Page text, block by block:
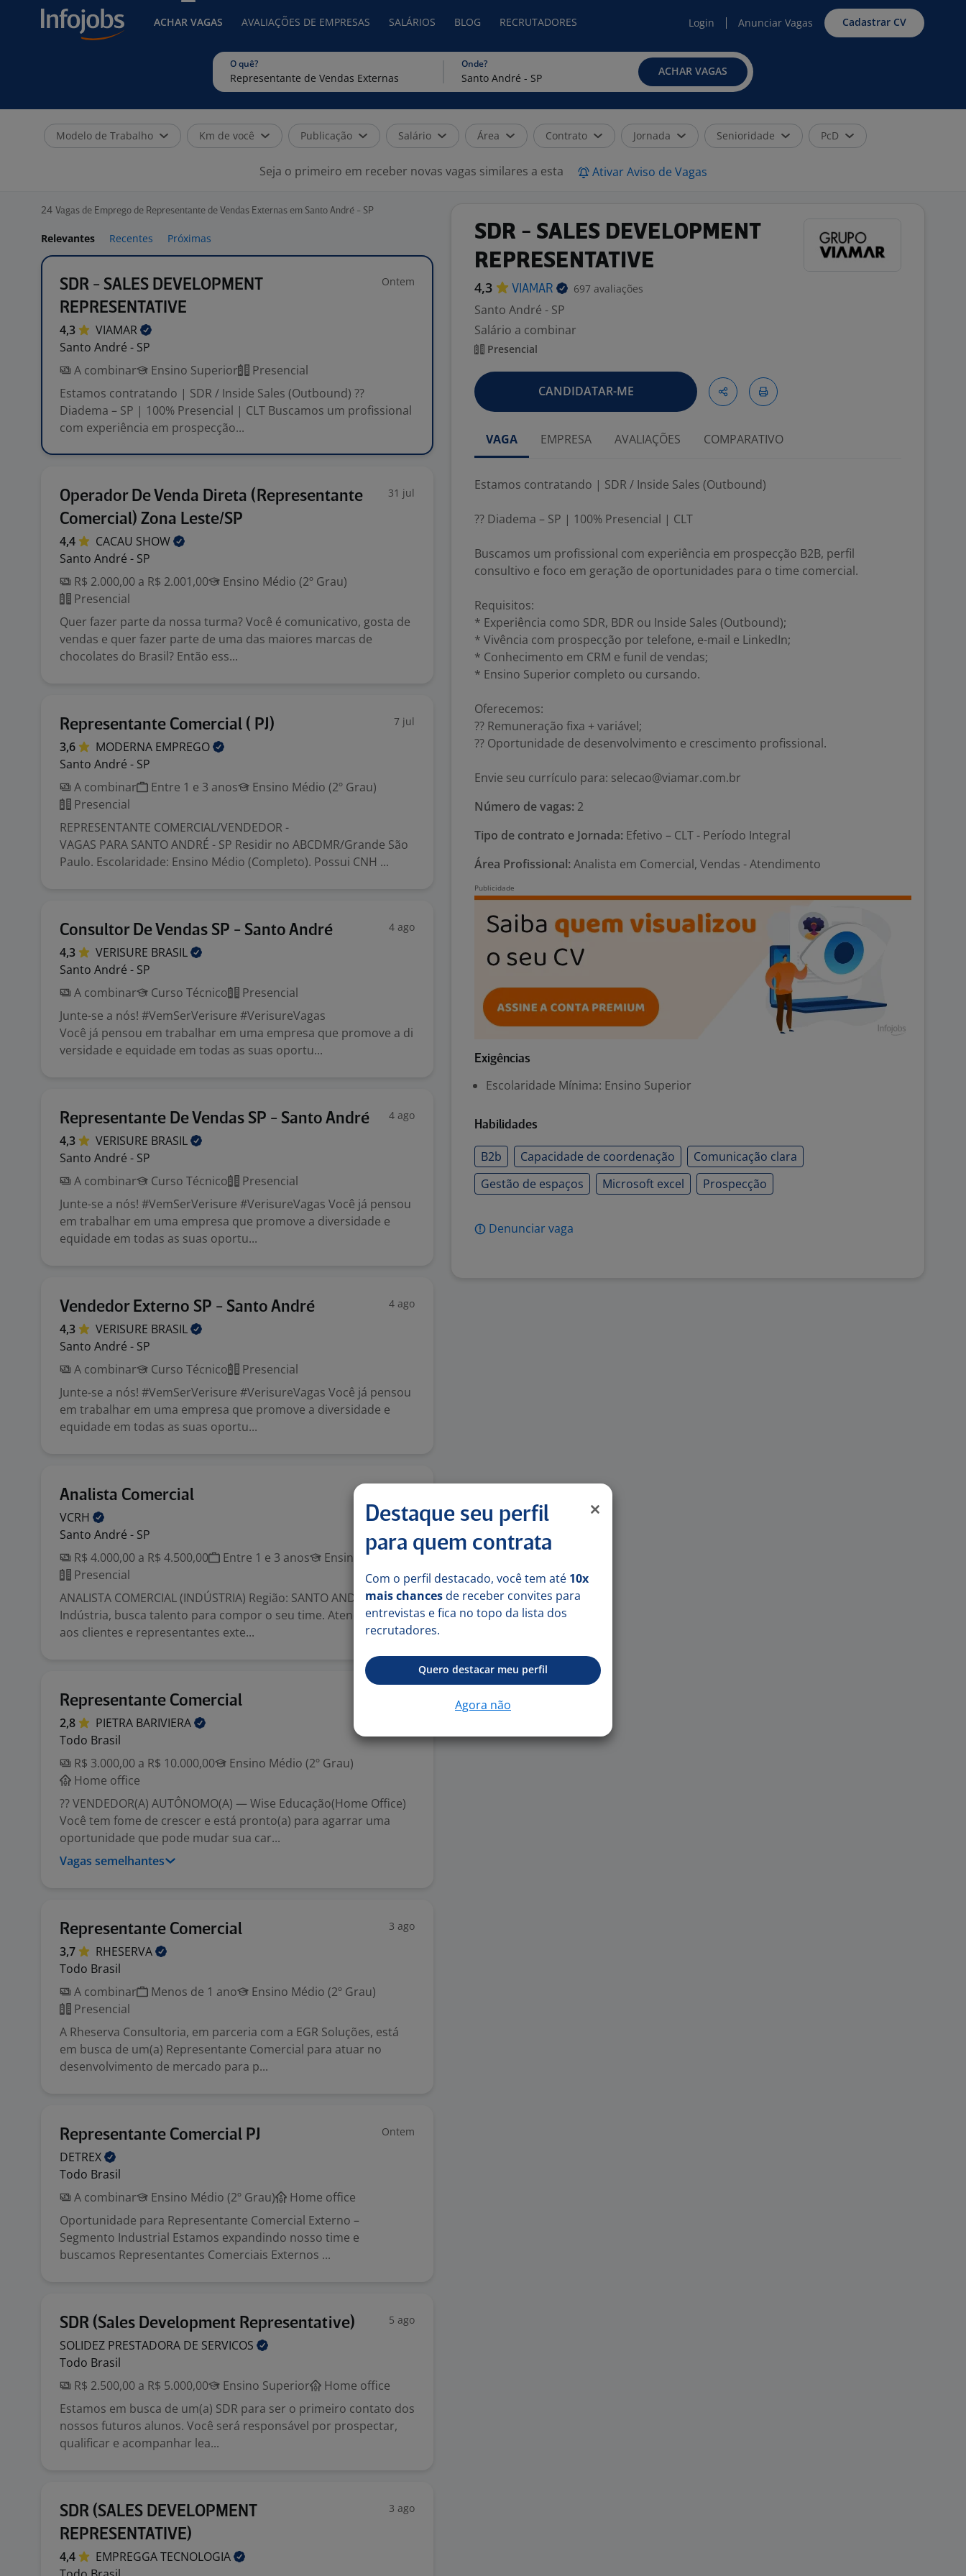
ACHAR VAGAS AVALIAÇÕES DE EMPRESAS SALÁRIOS BLOG RECRUTADORES Login Anunciar Vagas Cadastrar CV
O quê? Onde?
ACHAR VAGAS
Modelo de Trabalho Km de você Publicação Salário Área Contrato Jornada Senioridade PcD
Seja o primeiro em receber novas vagas similares a esta Ativar Aviso de Vagas
24 Vagas de Emprego de Representante de Vendas Externas em Santo André - SP
Relevantes Recentes Próximas
SDR - SALES DEVELOPMENT
REPRESENTATIVE
Ontem
4,3
VIAMAR
Santo André - SP
A combinar
Ensino Superior
Presencial
Estamos contratando | SDR / Inside Sales (Outbound) ??
Diadema – SP | 100% Presencial | CLT Buscamos um profissional
com experiência em prospecção...
Operador De Venda Direta (Representante
Comercial) Zona Leste/SP
31 jul
4,4 CACAU SHOW
Santo André - SP
R$ 2.000,00 a R$ 2.001,00
Ensino Médio (2º Grau)
Presencial
Quer fazer parte da nossa turma? Você é comunicativo, gosta de
vendas e quer fazer parte de uma das maiores marcas de
chocolates do Brasil? Então ess...
Representante Comercial ( PJ) 7 jul
3,6 MODERNA EMPREGO
Santo André - SP
A combinar
Entre 1 e 3 anos
Ensino Médio (2º Grau)
Presencial
REPRESENTANTE COMERCIAL/VENDEDOR -
VAGAS PARA SANTO ANDRÉ - SP Residir no ABCDMR/Grande São
Paulo. Escolaridade: Ensino Médio (Completo). Possui CNH ...
Consultor De Vendas SP - Santo André 4 ago
4,3 VERISURE BRASIL
Santo André - SP
A combinar
Curso Técnico
Presencial
Junte-se a nós! #VemSerVerisure #VerisureVagas
Você já pensou em trabalhar em uma empresa que promove a di
versidade e equidade em todas as suas oportu...
Representante De Vendas SP - Santo André 4 ago
4,3 VERISURE BRASIL
Santo André - SP
A combinar
Curso Técnico
Presencial
Junte-se a nós! #VemSerVerisure #VerisureVagas Você já pensou
em trabalhar em uma empresa que promove a diversidade e
equidade em todas as suas oportu...
Vendedor Externo SP - Santo André 4 ago
4,3 VERISURE BRASIL
Santo André - SP
A combinar
Curso Técnico
Presencial
Junte-se a nós! #VemSerVerisure #VerisureVagas Você já pensou
em trabalhar em uma empresa que promove a diversidade e
equidade em todas as suas oportu...
Analista Comercial
VCRH
Santo André - SP
R$ 4.000,00 a R$ 4.500,00
Entre 1 e 3 anos
Ensino Superior
Presencial
ANALISTA COMERCIAL (INDÚSTRIA) Região: SANTO ANDRÉ SP
Indústria, busca talento para compor o seu time. Atendimento
aos clientes e representantes exte...
Representante Comercial
2,8 PIETRA BARIVIERA
Todo Brasil
R$ 3.000,00 a R$ 10.000,00
Ensino Médio (2º Grau)
Home office
?? VENDEDOR(A) AUTÔNOMO(A) — Wise Educação(Home Office)
Você tem fome de crescer e está pronto(a) para agarrar uma
oportunidade que pode mudar sua car...
Vagas semelhantes
Representante Comercial 3 ago
3,7
RHESERVA
Todo Brasil
A combinar
Menos de 1 ano
Ensino Médio (2º Grau)
Presencial
A Rheserva Consultoria, em parceria com a EGR Soluções, está
em busca de um(a) Representante Comercial para atuar no
desenvolvimento de mercado para p...
Representante Comercial PJ Ontem
DETREX
Todo Brasil
A combinar
Ensino Médio (2º Grau)
Home office
Oportunidade para Representante Comercial Externo –
Segmento Industrial Estamos expandindo nosso time e
buscamos Representantes Comerciais Externos ...
SDR (Sales Development Representative) 5 ago
SOLIDEZ PRESTADORA DE SERVICOS
Todo Brasil
R$ 2.500,00 a R$ 5.000,00
Ensino Superior
Home office
Estamos em busca de um(a) SDR para ser o primeiro contato dos
nossos futuros alunos. Você será responsável por prospectar,
qualificar e acompanhar lea...
SDR (SALES DEVELOPMENT
REPRESENTATIVE)
3 ago
4,4 EMPREGGATECNOLOGIA
SDR - SALES DEVELOPMENT
REPRESENTATIVE
4,3 VIAMAR 697 avaliações
Santo André - SP
Salário a combinar
Presencial
CANDIDATAR-ME
VAGA EMPRESA AVALIAÇÕES COMPARATIVO
Estamos contratando | SDR / Inside Sales (Outbound)
?? Diadema – SP | 100% Presencial | CLT
Buscamos um profissional com experiência em prospecção B2B, perfil
consultivo e foco em geração de oportunidades para o time comercial.
Requisitos:
* Experiência como SDR, BDR ou Inside Sales (Outbound);
* Vivência com prospecção por telefone, e-mail e LinkedIn;
* Conhecimento em CRM e funil de vendas;
* Ensino Superior completo ou cursando.
Oferecemos:
?? Remuneração fixa + variável;
?? Oportunidade de desenvolvimento e crescimento profissional.
Envie seu currículo para: selecao@viamar.com.br
Número de vagas: 2
Tipo de contrato e Jornada: Efetivo – CLT - Período Integral
Área Profissional: Analista em Comercial, Vendas - Atendimento
Exigências
Escolaridade Mínima: Ensino Superior
Habilidades
B2b Capacidade de coordenação
Comunicação clara
Gestão de espaços
Microsoft excel Prospecção
Denunciar vaga
Destaque seu perfil
para quem contrata
Com o perfil destacado, você tem até 10x
mais chances de receber convites para
entrevistas e fica no topo da lista dos
recrutadores.
Quero destacar meu perfil
Agora não